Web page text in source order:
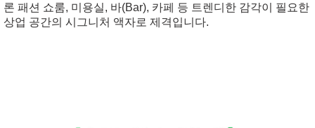
론 패션 쇼룸, 미용실, 바(Bar), 카페 등 트렌디한 감각이 필요한
상업 공간의 시그니처 액자로 제격입니다.